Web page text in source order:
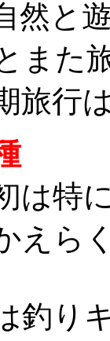
然と
また
旅行
は特
えら
釣り